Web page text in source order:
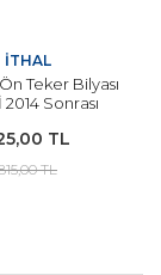
İTHAL
Teker Bilyası
Sonrası
TL
TL